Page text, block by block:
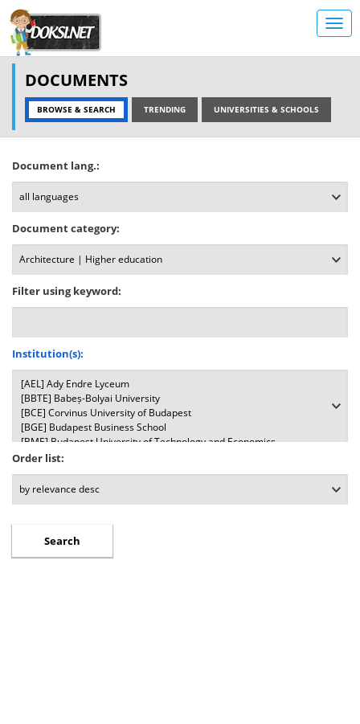
DOCUMENTS
BROWSE & SEARCH TRENDING UNIVERSITIES & SCHOOLS
Document lang.:
Document category:
Filter using keyword:
Institution(s):
Order list: